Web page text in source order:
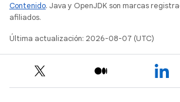
Contenido. Java y OpenJDK son marcas
afiliados.
Última actualización: 2026-08-07 (UTC)